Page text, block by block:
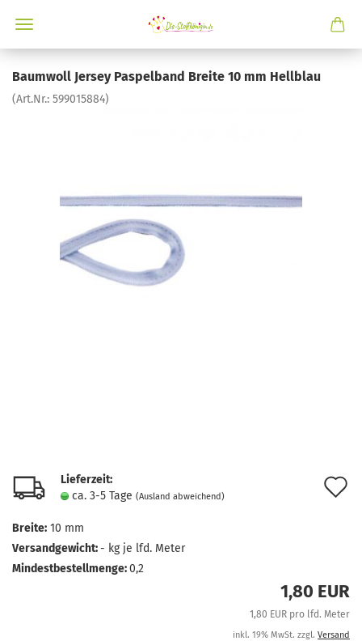
Baumwoll Jersey Paspelband Breite 10 mm Hellblau
(Art.Nr.: 599015884)
Lieferzeit:
ca. 3-5 Tage (Ausland abweichend)
Breite: 10 mm
Versandgewicht:- kg je lfd. Meter
Mindestbestellmenge:0,2
1,80 EUR
1,80 EUR pro lfd. Meter
inkl. 19% MwSt. zzgl. Versand